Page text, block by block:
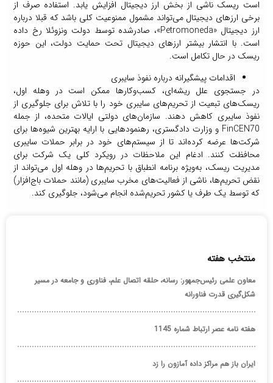
است ریسک ناشی از بخش ارز دیجیتال افزایش یابد. استفاده صرف از
برخی ارزهای دیجیتال می‌تواند مشمول ممنوعیت کلی باشد که قبلا درباره
ارز دیجیتال «Petromoneda»، صادرشده توسط دولت ونزوئلا رخ داده
است. با انتشار بیشتر ارزهای دیجیتال تحت حمایت دولت، این حوزه
ریسک در حال تکامل است.
اقدامات پیشگیرانه درباره نفوذ سایبری
در جستجوی علل ریشه‌ای، کسب‌وکارها ممکن است در وهله اول،
ریسک‌های تبعیت از تحریم‌های سایبری خود را با تلاش برای جلوگیری از
نفوذ سایبری کاهش دهند. سازمان‌های دولتی ایالات متحده، از جمله
FinCEN70 و وزارت دادگستری، رهنمودهایی با ارایه بهترین شیوه‌ها برای
شرکت‌ها عرضه کرده‌اند تا از سیستم‌های خود در برابر حملات سایبری
محافظت کنند. ادغام این ملاحظات در رویکرد کلی یک شرکت برای
مدیریت ریسک، به‌ویژه برنامه انطباق با تحریم‌ها در وهله اول می‌تواند از
نقض تحریم‌ها، ناشی از فعالیت‌های مخرب سایبری (مانند حملات باج‌افزار)
که توسط یک طرف یا کشور تحریم‌شده انجام می‌شود، جلوگیری کند.
منتخب هفته
معاون علمی رئیس‌جمهور: رسانه، حلقه اتصال علم، فناوری و جامعه در مسیر
شکل‌گیری قدرت فناورانه
هفته نامه عصر ارتباط شماره 1145
ایران باز هم مراکز داده آمازون را زد